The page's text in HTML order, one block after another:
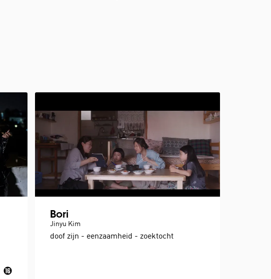
Bori
Jinyu Kim
doof zijn - eenzaamheid - zoektocht